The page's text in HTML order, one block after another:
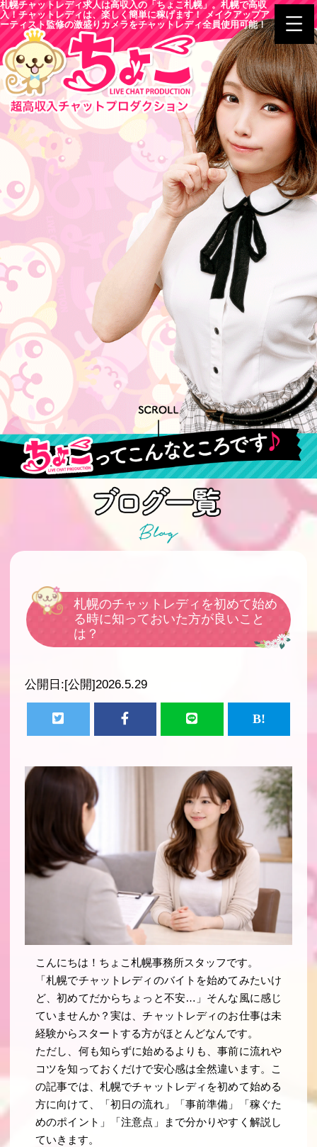
札幌チャットレディ求人は高収入の「ちょこ札幌」。札幌で高収
入！チャットレディは、楽しく簡単に稼げます！ メイクアップア
ーティスト監修の激盛りカメラをチャットレディ全員使用可能！
札幌のチャットレディを初めて始め
る時に知っておいた方が良いこと
は？
公開日:[公開]2026.5.29
こんにちは！ちょこ札幌事務所スタッフです。
「札幌でチャットレディのバイトを始めてみたいけ
ど、初めてだからちょっと不安…」そんな風に感じ
ていませんか？実は、チャットレディのお仕事は未
経験からスタートする方がほとんどなんです。
ただし、何も知らずに始めるよりも、事前に流れや
コツを知っておくだけで安心感は全然違います。こ
の記事では、札幌でチャットレディを初めて始める
方に向けて、「初日の流れ」「事前準備」「稼ぐた
めのポイント」「注意点」まで分かりやすく解説し
ていきます。